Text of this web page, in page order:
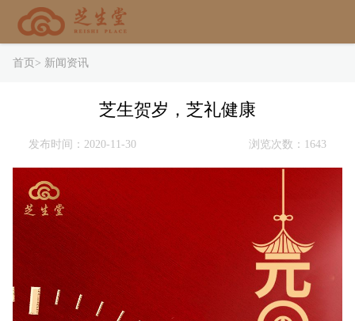
首页 > 新闻资讯
芝生贺岁，芝礼健康
发布时间：2020-11-30 浏览次数：1643